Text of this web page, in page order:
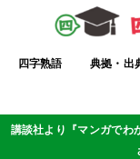
四字熟語 典拠・出
講談社より『マンガでわ